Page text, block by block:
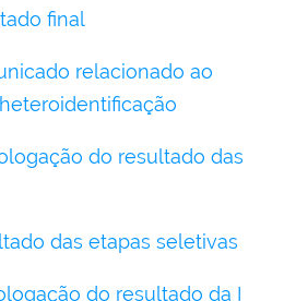
final
relacionado ao
do resultado das
das etapas seletivas
do resultado da I